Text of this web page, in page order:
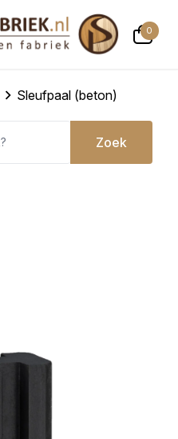
0
Sleufpaal (beton)
Zoek